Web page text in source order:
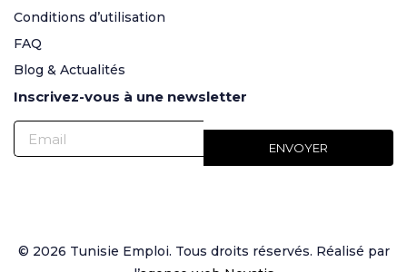
Conditions d’utilisation
FAQ
Blog & Actualités
Inscrivez-vous à une newsletter
© 2026 Tunisie Emploi. Tous droits réservés. Réalisé par